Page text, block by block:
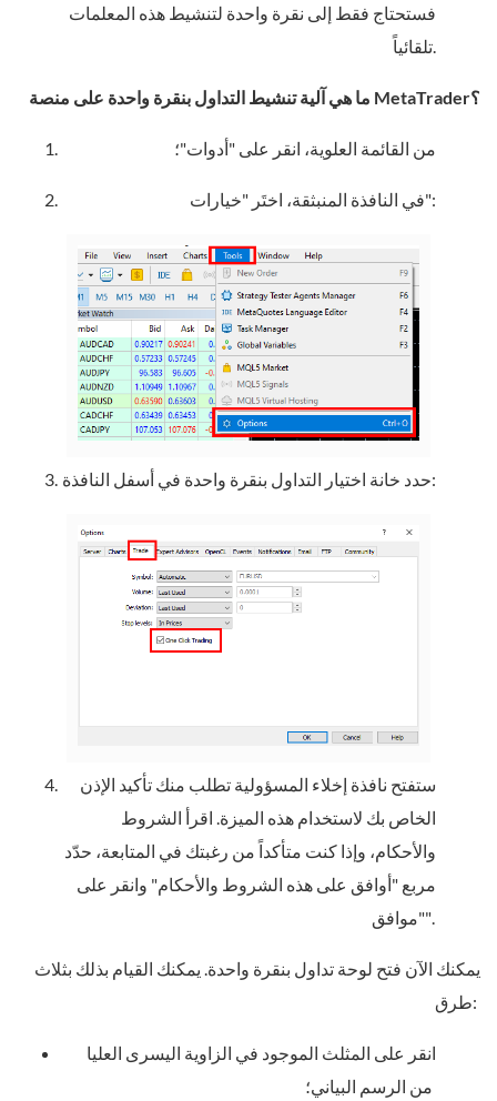
فستحتاج فقط إلى نقرة واحدة لتنشيط هذه المعلمات
ما هي آلية تنشيط التداول بنقرة واحدة على منصة MetaTrader؟
من القائمة العلوية، انقر على "أدوات"؛
في النافذة المنبثقة، اختَر "خيارات":
حدد خانة اختيار التداول بنقرة واحدة في أسفل النافذة:
ستفتح نافذة إخلاء المسؤولية تطلب منك تأكيد الإذن
الخاص بك لاستخدام هذه الميزة. اقرأ الشروط
والأحكام، وإذا كنت متأكداً من رغبتك في المتابعة، حدّد
مربع "أوافق على هذه الشروط والأحكام" وانقر على
"موافق".
يمكنك الآن فتح لوحة تداول بنقرة واحدة. يمكنك القيام بذلك بثلاث
طرق:
انقر على المثلث الموجود في الزاوية اليسرى العليا